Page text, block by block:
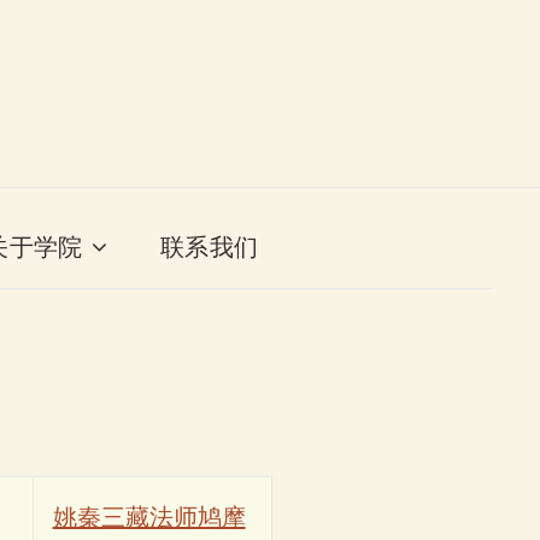
于学院 联系我们
姚秦三藏法师鸠摩